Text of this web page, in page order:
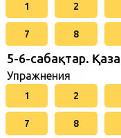
1 2
7 8
5-6-сабақтар.
Упражнения
1 2
7 8